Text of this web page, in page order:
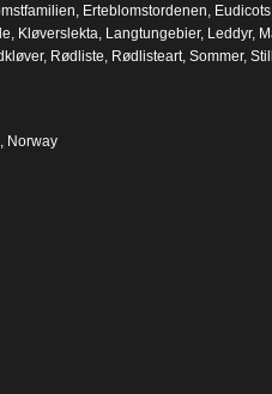
Erteblomstordenen Eudicots,
Kløverslekta Langtungebier, Leddyr,
, Rødliste Rødlisteart, Sommer,
Norway